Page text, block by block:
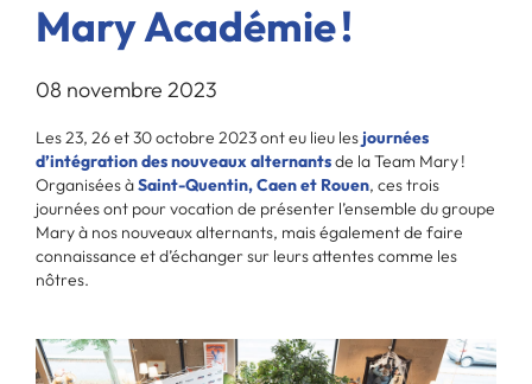
Mary Académie !
08 novembre 2023
Les 23, 26 et 30 octobre 2023 ont eu lieu les journées
d’intégration des nouveaux alternantsde la Team Mary !
Organisées àSaint-Quentin, Caen et Rouen, ces trois
journées ont pour vocation de présenter l’ensemble du groupe
Mary à nos nouveaux alternants, mais également de faire
connaissance et d’échanger sur leurs attentes comme les
nôtres.